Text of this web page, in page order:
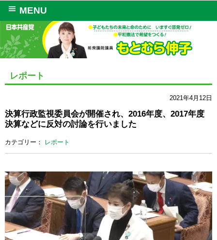
MENU
レポート
2021年4月12日
決算行政監視委員会が開催され、2016年度、2017年度
決算などに反対の討論を行いました
カテゴリー： レポート